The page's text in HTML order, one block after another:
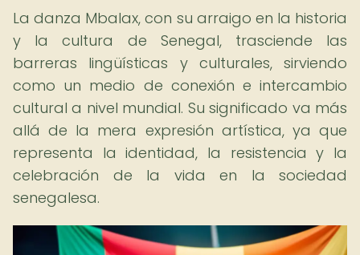
La danza Mbalax, con su arraigo en la historia
y la cultura de Senegal, trasciende las
barreras lingüísticas y culturales, sirviendo
como un medio de conexión e intercambio
cultural a nivel mundial. Su significado va más
allá de la mera expresión artística, ya que
representa la identidad, la resistencia y la
celebración de la vida en la sociedad
senegalesa.